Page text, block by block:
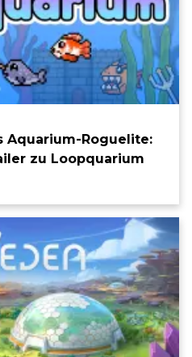
Aquarium-Roguelite:
zu Loopquarium